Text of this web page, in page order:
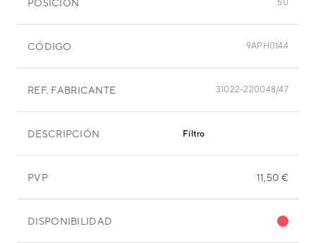
POSICIÓN 50
CÓDIGO 9APH0144
REF. FABRICANTE 31022-220048/47
DESCRIPCIÓN Filtro
PVP 11,50 €
DISPONIBILIDAD